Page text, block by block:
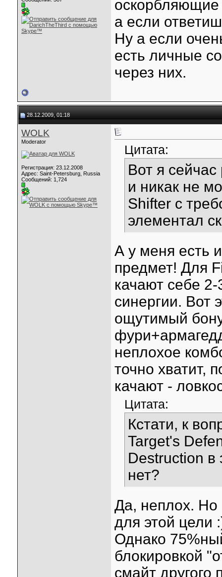
оскорбляющие
а если
Ну а если
есть личные
через них.
28.12.2009, 01:18
WOLK
Moderator
Регистрация: 23.12.2008
Адрес: Saint-Petersburg, Russia
Сообщений: 1,724
Цитата:
Вот я
и никак не
Shifter с
элементал
А у меня есть
предмет! Для
качают себе
синергии. Вот
ощутимый
неплохое
точно хватит,
качают -
Цитата:
Кстати, к
Target's
Destruction в
нет?
Да, неплох.
для этой цели
Однако
блокировкой
смайт